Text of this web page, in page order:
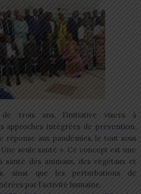
trois ans, l’initiative visera à
approches intégrées de prévention,
réponse aux pandémies, le tout sous
seule santé ». Ce concept est une
santé des animaux, des végétaux et
ainsi que les perturbations de
par l’activité humaine.